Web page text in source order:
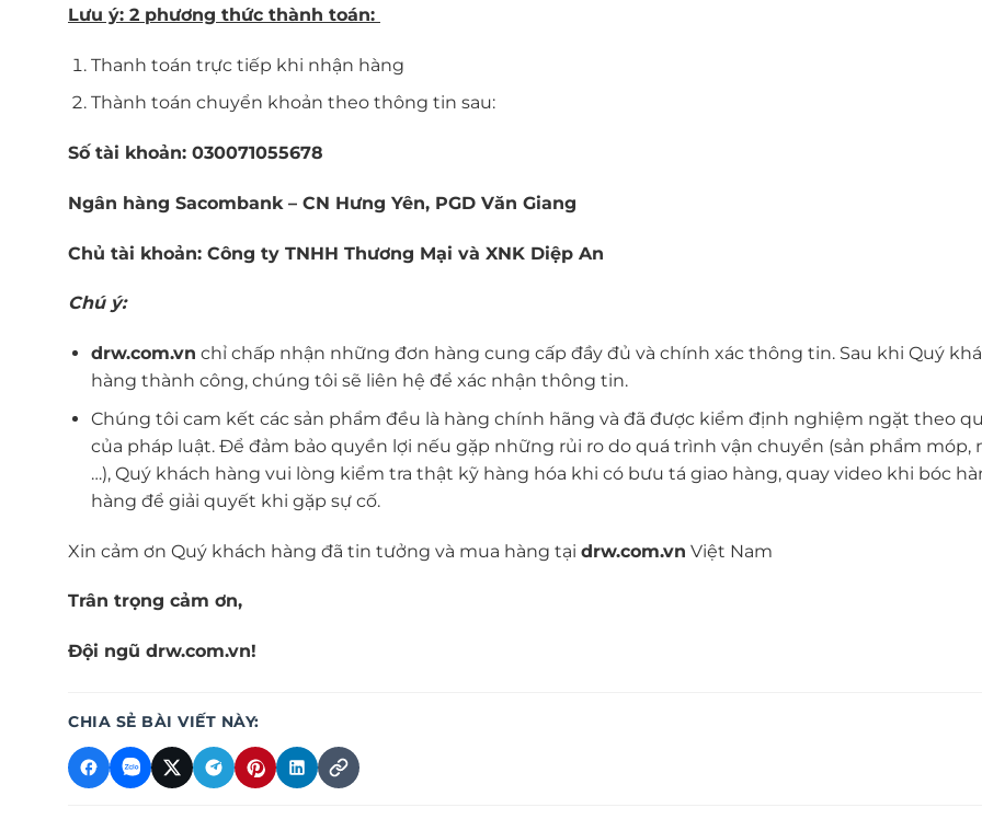
Lưu ý: 2 phương thức thành toán:
Thanh toán trực tiếp khi nhận hàng
Thành toán chuyển khoản theo thông tin sau:
Số tài khoản: 030071055678
Ngân hàng Sacombank – CN Hưng Yên, PGD Văn Giang
Chủ tài khoản: Công ty TNHH Thương Mại và XNK Diệp An
Chú ý:
drw.com.vn chỉ chấp nhận những đơn hàng cung cấp đầy đủ và chính xác thông tin. Sau khi Quý
hàng thành công, chúng tôi sẽ liên hệ để xác nhận thông tin.
Chúng tôi cam kết các sản phẩm đều là hàng chính hãng và đã được kiểm định nghiệm ngặt theo
của pháp luật. Để đảm bảo quyền lợi nếu gặp những rủi ro do quá trình vận chuyển (sản phẩm móp,
…), Quý khách hàng vui lòng kiểm tra thật kỹ hàng hóa khi có bưu tá giao hàng, quay video khi bóc
hàng để giải quyết khi gặp sự cố.
Xin cảm ơn Quý khách hàng đã tin tưởng và mua hàng tại drw.com.vn Việt Nam
Trân trọng cảm ơn,
Đội ngũ drw.com.vn!
CHIA SẺ BÀI VIẾT NÀY: